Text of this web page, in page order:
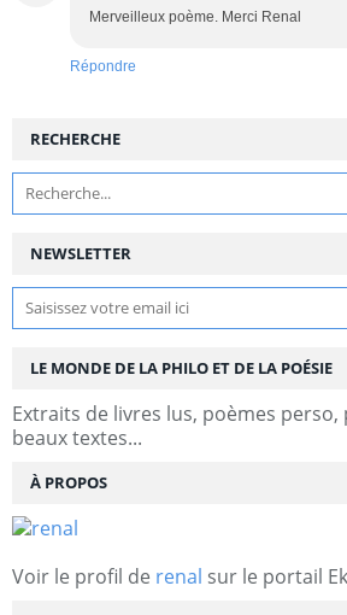
Merveilleux poème. Merci Renal
Répondre
NEWSLETTER
RECHERCHE
LE MONDE DE LA PHILO ET DE LA POÉSIE
Extraits de livres lus, poèmes perso,
beaux textes...
À PROPOS
Voir le profil de renal sur le portail